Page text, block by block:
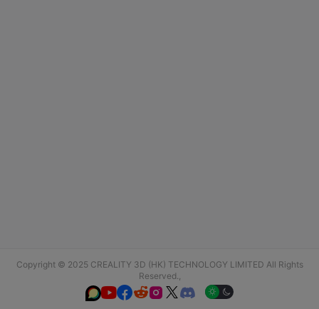
Copyright © 2025 CREALITY 3D (HK) TECHNOLOGY LIMITED All Rights
Reserved.,
  